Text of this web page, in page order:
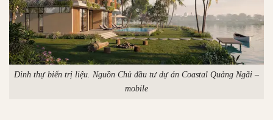
Dinh thự biển trị liệu. Nguồn Chủ đầu tư dự án Coastal Quảng Ngãi –
mobile